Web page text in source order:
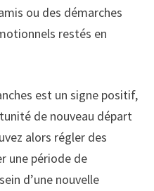
ou des démarches
restés en
est un signe positif,
de nouveau départ
alors régler des
une période de
d’une nouvelle